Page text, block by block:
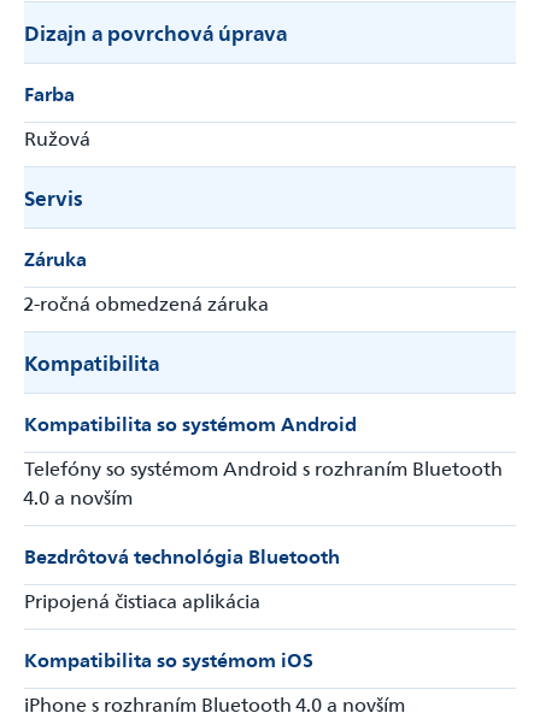
Dizajn a povrchová úprava
Farba
Ružová
Servis
Záruka
2-ročná obmedzená záruka
Kompatibilita
Kompatibilita so systémom Android
Telefóny so systémom Android s rozhraním Bluetooth
4.0 a novším
Bezdrôtová technológia Bluetooth
Pripojená čistiaca aplikácia
Kompatibilita so systémom iOS
iPhone s rozhraním Bluetooth 4.0 a novším